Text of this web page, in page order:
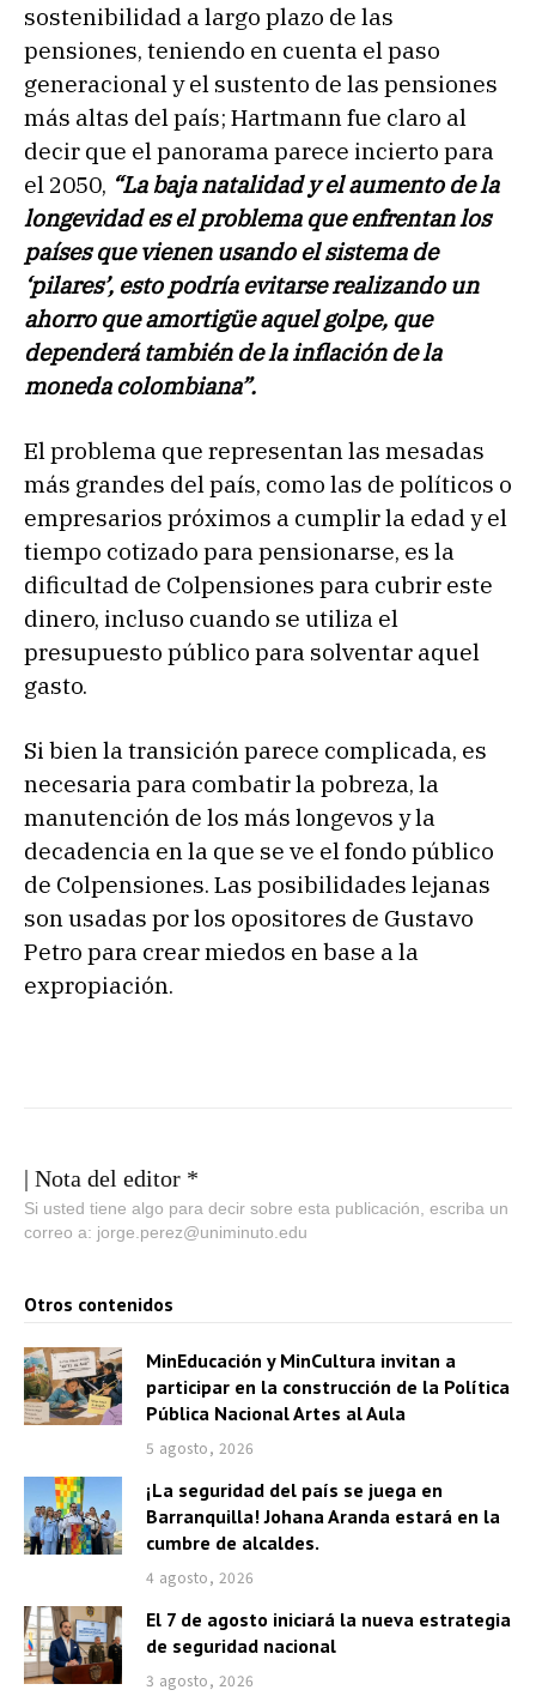
sostenibilidad a largo plazo de las
pensiones, teniendo en cuenta el paso
generacional y el sustento de las pensiones
más altas del país; Hartmann fue claro al
decir que el panorama parece incierto para
el 2050, “La baja natalidad y el aumento de la
longevidad es el problema que enfrentan los
países que vienen usando el sistema de
‘pilares’, esto podría evitarse realizando un
ahorro que amortigüe aquel golpe, que
dependerá también de la inflación de la
moneda colombiana”.
El problema que representan las mesadas
más grandes del país, como las de políticos o
empresarios próximos a cumplir la edad y el
tiempo cotizado para pensionarse, es la
dificultad de Colpensiones para cubrir este
dinero, incluso cuando se utiliza el
presupuesto público para solventar aquel
gasto.
Si bien la transición parece complicada, es
necesaria para combatir la pobreza, la
manutención de los más longevos y la
decadencia en la que se ve el fondo público
de Colpensiones. Las posibilidades lejanas
son usadas por los opositores de Gustavo
Petro para crear miedos en base a la
expropiación.
| Nota del editor *
Si usted tiene algo para decir sobre esta publicación, escriba un
correo a: jorge.perez@uniminuto.edu
Otros contenidos
MinEducación y MinCultura invitan a
participar en la construcción de la Política
Pública Nacional Artes al Aula
5 agosto, 2026
¡La seguridad del país se juega en
Barranquilla! Johana Aranda estará en la
cumbre de alcaldes.
4 agosto, 2026
El 7 de agosto iniciará la nueva estrategia
de seguridad nacional
3 agosto, 2026